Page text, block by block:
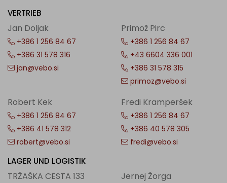
VERTRIEB
Jan Doljak
+386 1 256 84 67
+386 31 578 316
jan@vebo.si
Primož Pirc
+386 1 256 84 67
+43 6604 336 001
+386 31 578 315
primoz@vebo.si
Robert Kek
+386 1 256 84 67
+386 41 578 312
robert@vebo.si
Fredi Kramperšek
+386 1 256 84 67
+386 40 578 305
fredi@vebo.si
LAGER UND LOGISTIK
TRŽAŠKA CESTA 133
Jernej Žorga